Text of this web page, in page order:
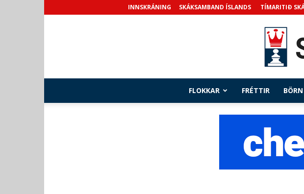
INNSKRÁNING SKÁKSAMBAND ÍSLANDS TÍMARITIÐ
FLOKKAR FRÉTTIR